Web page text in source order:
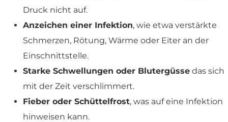
Druck nicht auf.
Anzeichen einer Infektion, wie etwa verstärkte
Schmerzen, Rötung, Wärme oder Eiter an der
Einschnittstelle.
Starke Schwellungen oder Blutergüsse das sich
mit der Zeit verschlimmert.
Fieber oder Schüttelfrost, was auf eine Infektion
hinweisen kann.